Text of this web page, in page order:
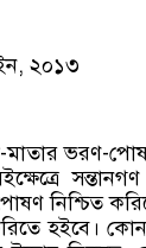
২০১৩
মাতার ভরণ-
নিশ্চিত
হইবে।